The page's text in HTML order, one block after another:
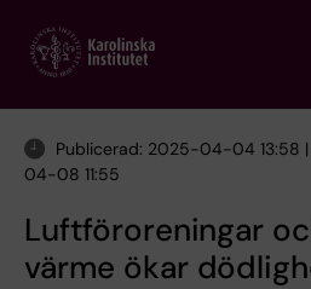
main
Publicerad: 2025-04-04 13:58
04-08 11:55
Luftföroreningar
värme ökar